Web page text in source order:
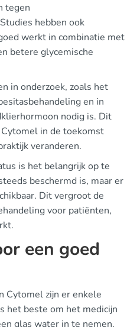
tegen
hebben ook
werkt in combinatie met
betere glycemische
in onderzoek, zoals het
en in
nodig is. Dit
in de toekomst
veranderen.
is het belangrijk op te
beschermd is, maar er
Dit vergroot de
voor patiënten,
een goed
Cytomel zijn er enkele
het beste om het medicijn
glas water in te nemen.